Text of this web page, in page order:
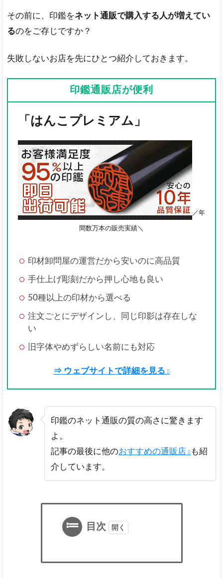
その前に、印鑑をネット通販で購入する人が増えてい
るのをご存じですか？
失敗しないお店を先にひとつ紹介しておきます。
印鑑通販店が便利
「はんこプレミアム」
／年
間数万本の販売実績＼
印材卸問屋の運営だから安いのに高品質
手仕上げ彫刻だから押し心地も良い
50種以上の印材から選べる
注文ごとにデザインし、同じ印影は存在しな
い
旧字体やめずらしい名前にも対応
⇒ ウェブサイトで詳細を見る
印鑑のネット通販の質の高さに驚きます
よ。
記事の最後に他のおすすめの通販店
も紹
介しています。
目次